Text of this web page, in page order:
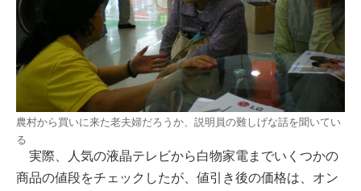
農村から買いに来た老夫婦だろうか、説明員の難しげな話を聞いてい
る
実際、人気の液晶テレビから白物家電までいくつかの
商品の値段をチェックしたが、値引き後の価格は、オン